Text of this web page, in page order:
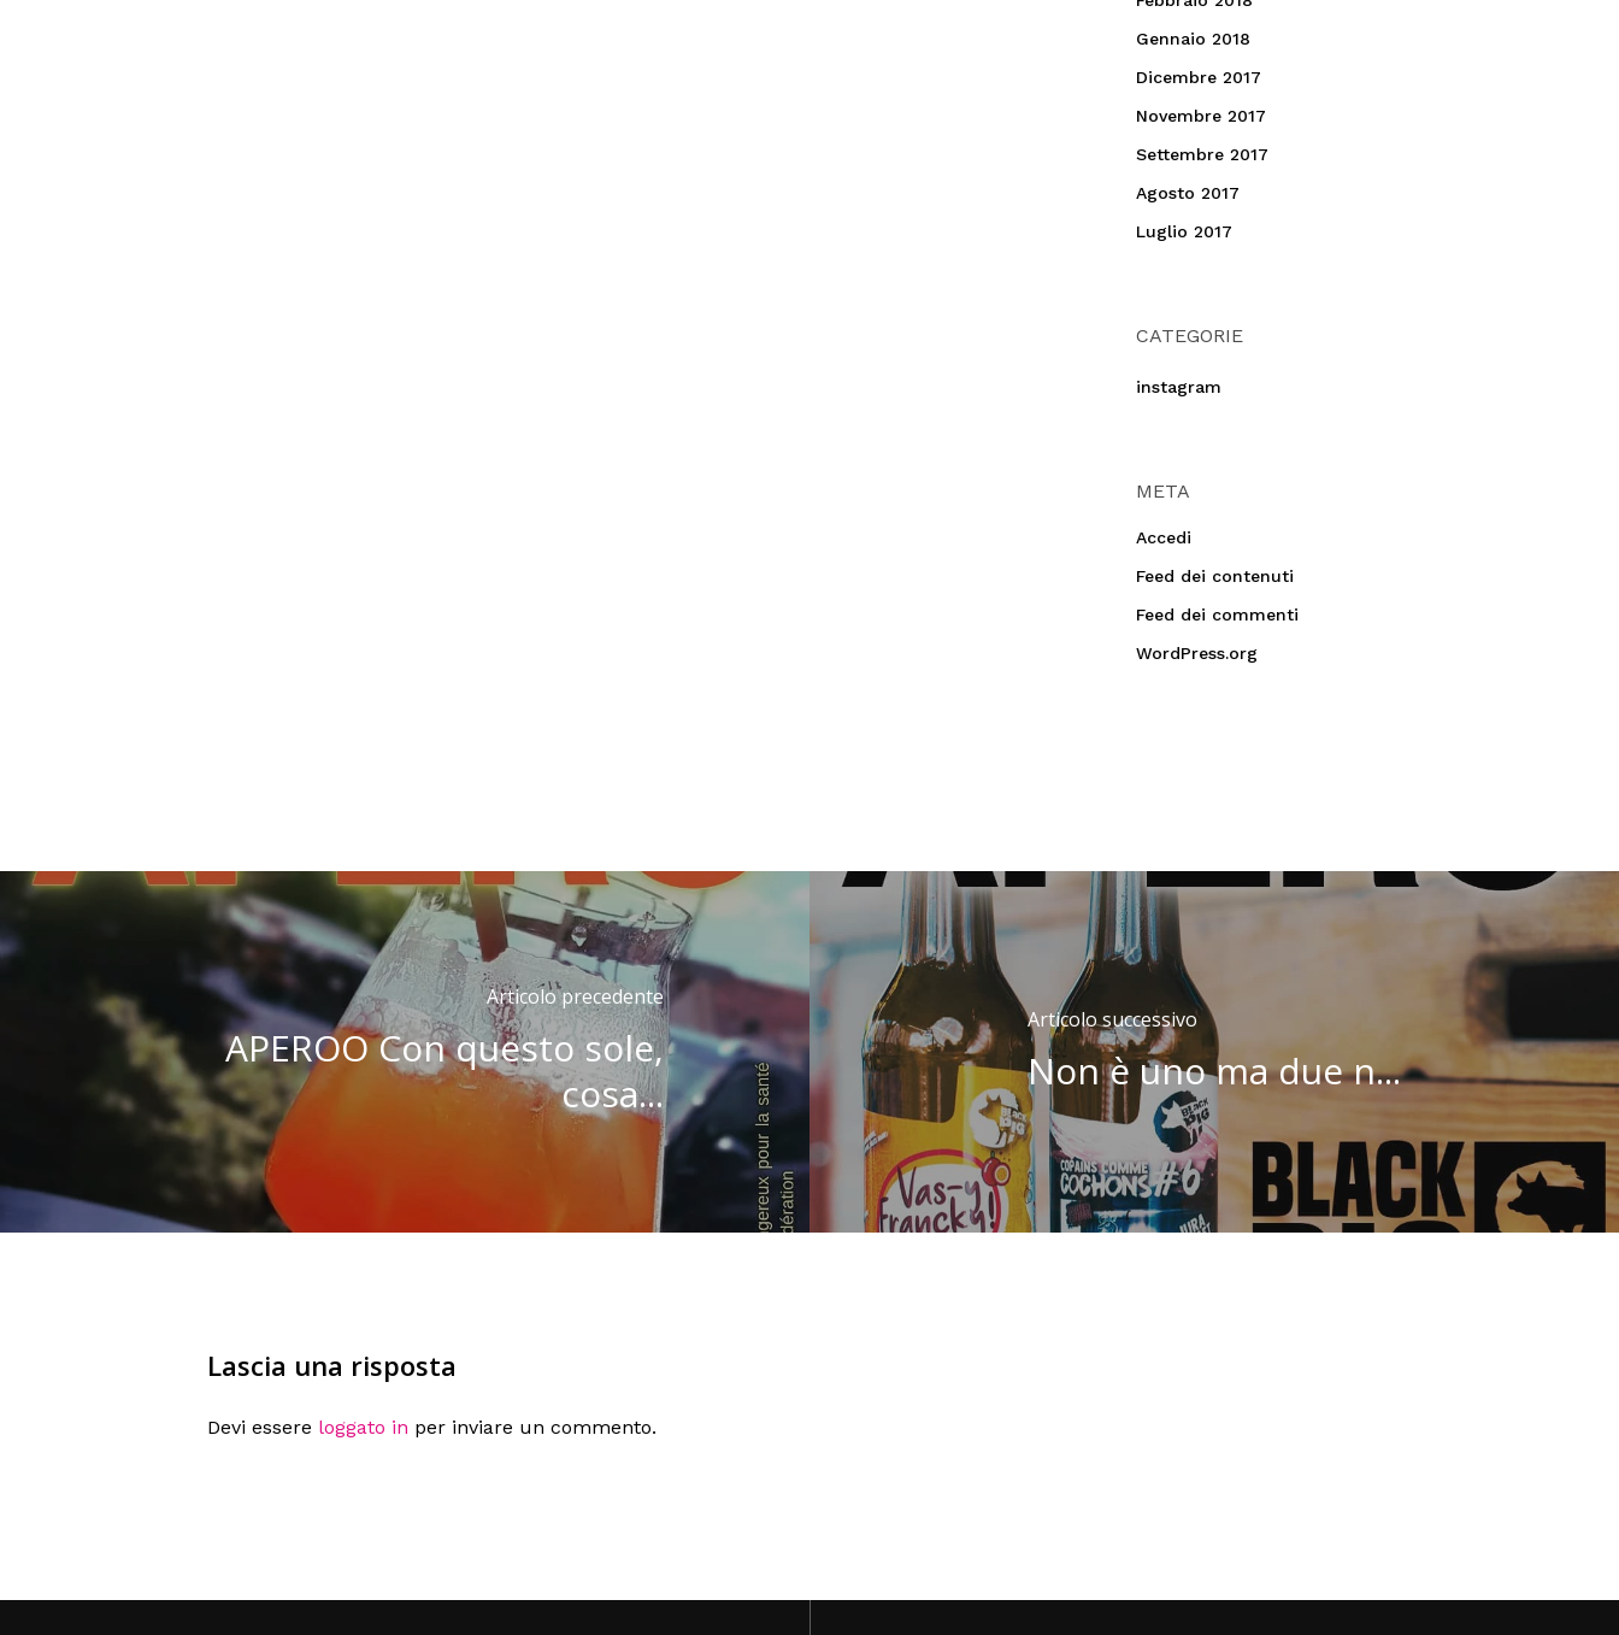
Gennaio 2018
Dicembre 2017
Novembre 2017
Settembre 2017
Agosto 2017
Luglio 2017
CATEGORIE
instagram
META
Accedi
Feed dei contenuti
Feed dei commenti
WordPress.org
Articolo precedente
APEROO Con questo sole,
cosa...
Articolo successivo
Non è uno ma due n...
Lascia una risposta
Devi essere loggato in per inviare un commento.